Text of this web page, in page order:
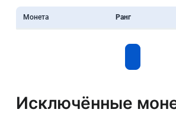
Монета Ранг
Исключённые